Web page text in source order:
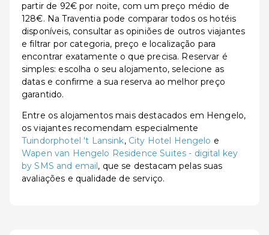
partir de 92€ por noite, com um preço médio de
128€. Na Traventia pode comparar todos os hotéis
disponíveis, consultar as opiniões de outros viajantes
e filtrar por categoria, preço e localização para
encontrar exatamente o que precisa. Reservar é
simples: escolha o seu alojamento, selecione as
datas e confirme a sua reserva ao melhor preço
garantido.
Entre os alojamentos mais destacados em Hengelo,
os viajantes recomendam especialmente
Tuindorphotel 't Lansink, City Hotel Hengelo e
Wapen van Hengelo Residence Suites - digital key
by SMS and email, que se destacam pelas suas
avaliações e qualidade de serviço.